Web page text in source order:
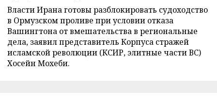
Власти Ирана готовы разблокировать судоходство
в Ормузском проливе при условии отказа
Вашингтона от вмешательства в региональные
дела, заявил представитель Корпуса стражей
исламской революции (КСИР, элитные части ВС)
Хосейн Мохеби.